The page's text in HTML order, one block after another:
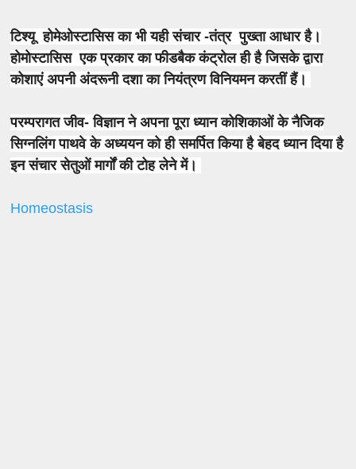
टिश्यू होमेओस्टासिस का भी यही संचार -तंत्र पुख्ता आधार है।
होमोस्टासिस एक प्रकार का फीडबैक कंट्रोल ही है जिसके द्वारा
कोशाएं अपनी अंदरूनी दशा का नियंत्रण विनियमन करतीं हैं।
परम्परागत जीव- विज्ञान ने अपना पूरा ध्यान कोशिकाओं के नैजिक
सिग्नलिंग पाथवे के अध्ययन को ही समर्पित किया है बेहद ध्यान दिया है
इन संचार सेतुओं मार्गों की टोह लेने में।
Homeostasis